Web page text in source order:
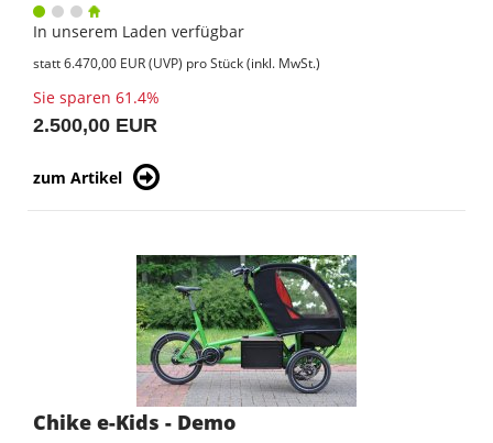
In unserem Laden verfügbar
statt6.470,00 EUR(UVP) pro Stück (inkl. MwSt.)
Sie sparen 61.4%
2.500,00 EUR
zum Artikel
Chike e-Kids - Demo